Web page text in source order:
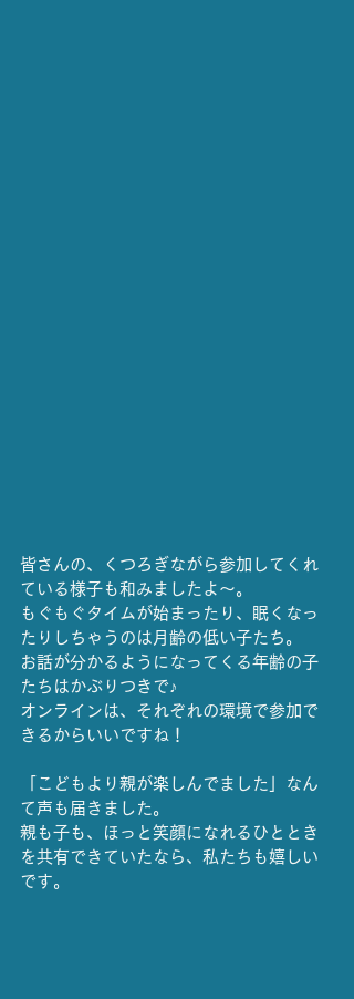
皆さんの、くつろぎながら参加してくれ
ている様子も和みましたよ〜。
もぐもぐタイムが始まったり、眠くなっ
たりしちゃうのは月齢の低い子たち。
お話が分かるようになってくる年齢の子
たちはかぶりつきで♪
オンラインは、それぞれの環境で参加で
きるからいいですね！
「こどもより親が楽しんでました」なん
て声も届きました。
親も子も、ほっと笑顔になれるひととき
を共有できていたなら、私たちも嬉しい
です。